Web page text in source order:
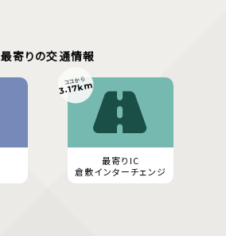
最寄りの交通情報
最寄りIC
倉敷インターチェンジ
ココから
3.17km